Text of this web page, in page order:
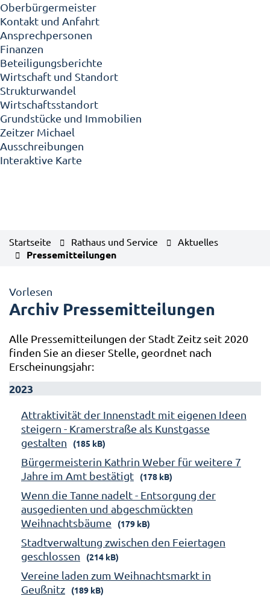
Oberbürgermeister
Kontakt und Anfahrt
Ansprechpersonen
Finanzen
Beteiligungsberichte
Wirtschaft und Standort
Strukturwandel
Wirtschaftsstandort
Grundstücke und Immobilien
Zeitzer Michael
Ausschreibungen
Interaktive Karte
Startseite Rathaus und Service Aktuelles
Pressemitteilungen
Vorlesen
Archiv Pressemitteilungen
Alle Pressemitteilungen der Stadt Zeitz seit 2020
finden Sie an dieser Stelle, geordnet nach
Erscheinungsjahr:
2023
Attraktivität der Innenstadt mit eigenen Ideen
steigern - Kramerstraße als Kunstgasse
gestalten
(185 kB)
Bürgermeisterin Kathrin Weber für weitere 7
Jahre im Amt bestätigt
(178 kB)
Wenn die Tanne nadelt - Entsorgung der
ausgedienten und abgeschmückten
Weihnachtsbäume
(179 kB)
Stadtverwaltung zwischen den Feiertagen
geschlossen
(214 kB)
Vereine laden zum Weihnachtsmarkt in
Geußnitz
(189 kB)